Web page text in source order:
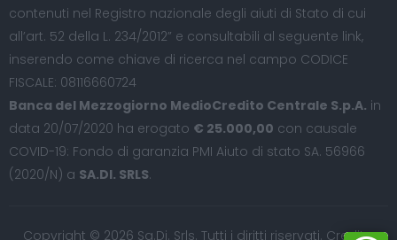
contenuti nel Registro nazionale degli aiuti di Stato di cui
all’art. 52 della L. 234/2012” e consultabili al seguente link,
inserendo come chiave di ricerca nel campo CODICE
FISCALE: 08116660724
Banca del Mezzogiorno MedioCredito Centrale S.p.A. in
data 20/07/2020 ha erogato € 25.000,00 con causale
COVID-19: Fondo di garanzia PMI Aiuto di stato SA. 56966
(2020/N) a SA.DI. SRLS.
Copyright © 2026 Sa.Di. Srls. Tutti i diritti riservati. Credits: